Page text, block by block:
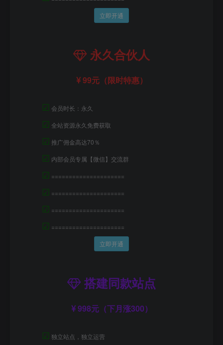
立即开通
永久合伙人
99元（限时特惠）
☑ 会员时长：永久
☑ 全站资源永久免费获取
☑ 推广佣金高达70％
☑ 内部会员专属【微信】交流群
☑ =====================
☑ =====================
☑ =====================
☑ =====================
立即开通
搭建同款站点
998元（下月涨300）
☑ 独立站点，独立运营